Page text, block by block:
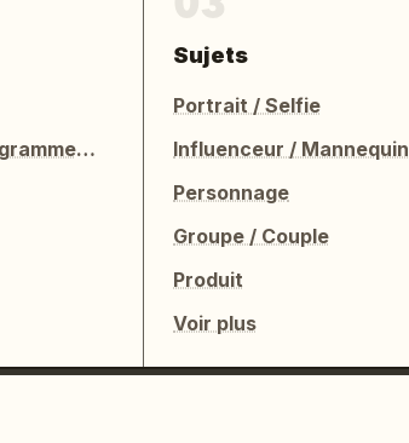
Image cinématographique / Photogramme de film
Sujets
Portrait / Selfie
Influenceur / Mannequin
Personnage
Groupe / Couple
Produit
Voir plus